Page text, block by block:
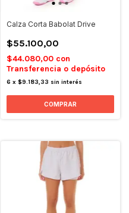
Calza Corta Babolat Drive
$55.100,00
$44.080,00 con
Transferencia o depósito
6 x $9.183,33 sin interés
COMPRAR